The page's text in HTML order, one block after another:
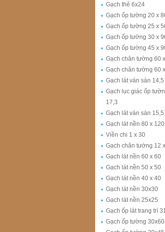
Gạch thẻ 6x24
Gạch ốp tường 20 x
Gạch ốp tường 25 x
Gạch ốp tường 30 x
Gạch ốp tường 45 x
Gạch chân tường 60
Gạch chân tường 60
Gạch lát ván sàn
Gạch lục giác ốp
17,3
Gạch lát ván sàn
Gạch lát nền 80 x 120
Viền chi 1 x 30
Gạch chân tường 12
Gạch lát nền 60 x 60
Gạch lát nền 50 x 50
Gạch lát nền 40 x 40
Gạch lát nền 30x30
Gạch lát nền 25x25
Gạch ốp lát trang trí
Gạch ốp tường 30x60